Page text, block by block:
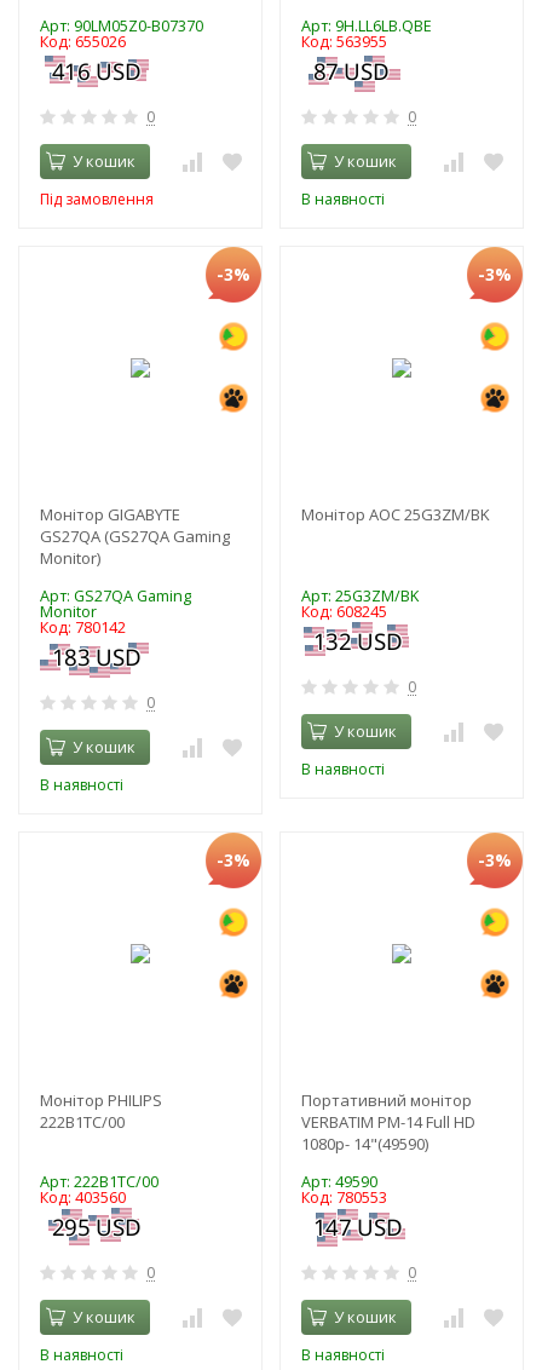
Арт: 90LM05Z0-B07370
Код: 655026
0
У кошик
Під замовлення
Арт: 9H.LL6LB.QBE
Код: 563955
0
У кошик
В наявності
-3%
Монітор GIGABYTE
GS27QA (GS27QA Gaming
Monitor)
Арт: GS27QA Gaming
Monitor
Код: 780142
0
У кошик
В наявності
-3%
Монітор AOC 25G3ZM/BK
Арт: 25G3ZM/BK
Код: 608245
0
У кошик
В наявності
-3%
Монітор PHILIPS
222B1TC/00
Арт: 222B1TC/00
Код: 403560
0
У кошик
В наявності
-3%
Портативний монітор
VERBATIM PM-14 Full HD
1080p- 14"(49590)
Арт: 49590
Код: 780553
0
У кошик
В наявності